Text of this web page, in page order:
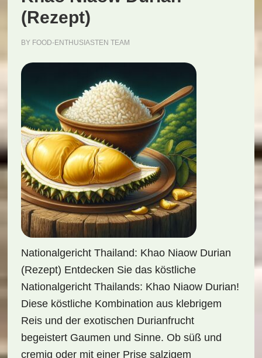
(Rezept)
BY FOOD-ENTHUSIASTEN TEAM
Nationalgericht Thailand: Khao Niaow Durian
(Rezept) Entdecken Sie das köstliche
Nationalgericht Thailands: Khao Niaow Durian!
Diese köstliche Kombination aus klebrigem
Reis und der exotischen Durianfrucht
begeistert Gaumen und Sinne. Ob süß und
cremig oder mit einer Prise salzigem